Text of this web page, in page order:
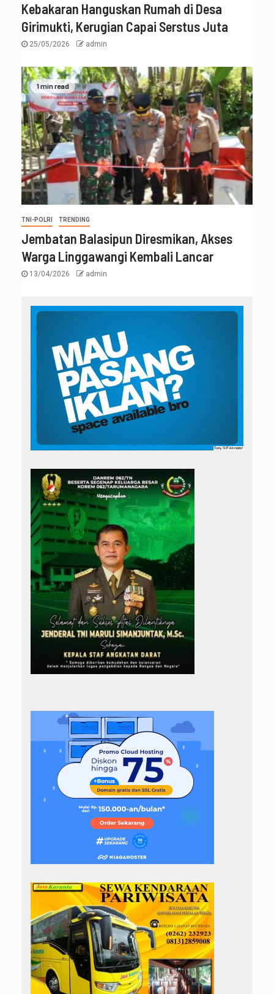
Kebakaran Hanguskan Rumah di Desa
Girimukti, Kerugian Capai Serstus Juta
25/05/2026 admin
1 min read
TNI-POLRI TRENDING
Jembatan Balasipun Diresmikan, Akses
Warga Linggawangi Kembali Lancar
13/04/2026 admin